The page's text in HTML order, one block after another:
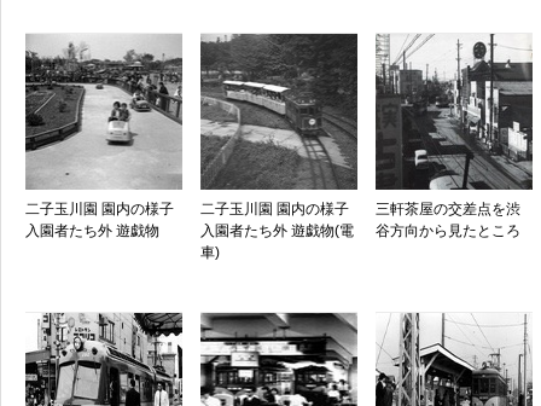
二子玉川園 園内の様子
入園者たち外 遊戯物
二子玉川園 園内の様子
入園者たち外 遊戯物(電
車)
三軒茶屋の交差点を渋
谷方向から見たところ